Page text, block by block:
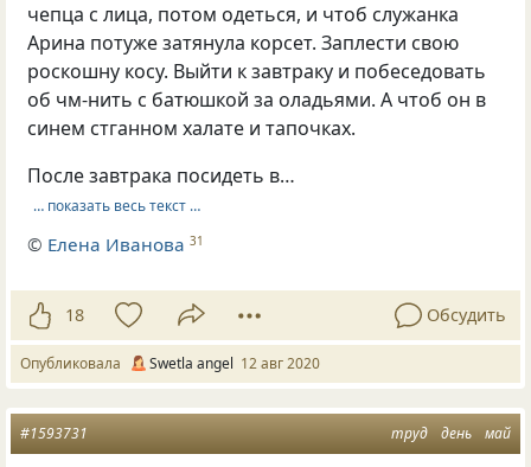
чепца с лица, потом одеться, и чтоб служанка
Арина потуже затянула корсет. Заплести свою
роскошну косу. Выйти к завтраку и побеседовать
об чм-нить с батюшкой за оладьями. А чтоб он в
синем стганном халате и тапочках.
После завтрака посидеть в…
… показать весь текст …
© Елена Иванова 31
18 Обсудить
Опубликовала Swetla angel 12 авг 2020
труд день май
#1593731